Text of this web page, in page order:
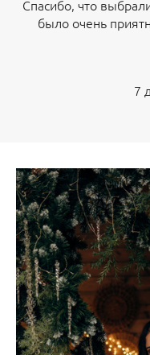
Спасибо, что
было очень
7